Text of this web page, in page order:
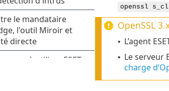
openssl
OpenSSL
• L’agent
• Le serveur
charge